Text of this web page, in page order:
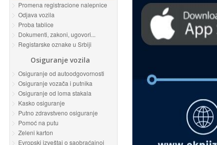
Promena registracione nalepnice
Odjava vozila
Proba tablice
Dokumenti, zakoni, ugovori...
Registarske oznake u Srbiji
Osiguranje vozila
Osiguranje od autoodgovornosti
Osiguranje vozača i putnika
Osiguranje od loma stakala
Kasko osiguranje
Putno zdravstveno osiguranje
Pomoć na putu
Zeleni karton
Evropski izveštaj o saobraćajnoj